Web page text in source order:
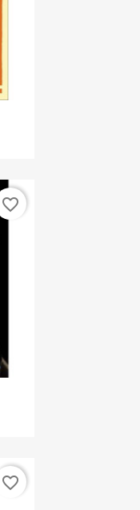
favorite_border
favorite_border